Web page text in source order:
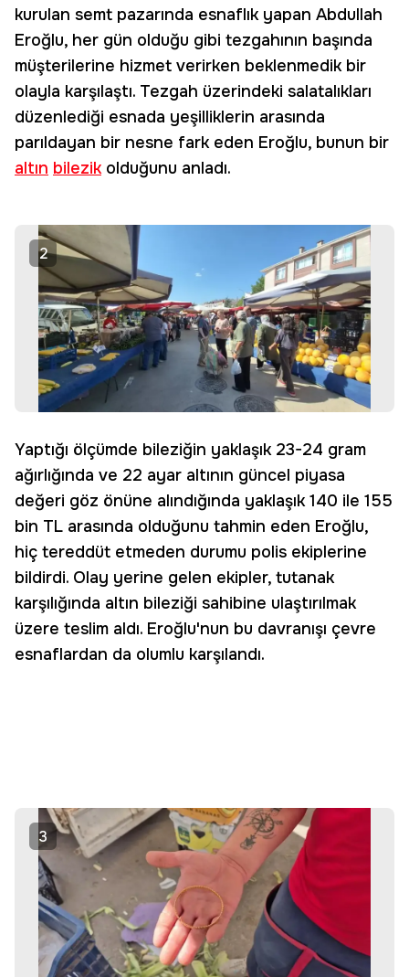
kurulan semt pazarında esnaflık yapan Abdullah
Eroğlu, her gün olduğu gibi tezgahının başında
müşterilerine hizmet verirken beklenmedik bir
olayla karşılaştı. Tezgah üzerindeki salatalıkları
düzenlediği esnada yeşilliklerin arasında
parıldayan bir nesne fark eden Eroğlu, bunun bir
altın bilezikolduğunu anladı.
2
Yaptığı ölçümde bileziğin yaklaşık 23-24 gram
ağırlığında ve 22 ayar altının güncel piyasa
değeri göz önüne alındığında yaklaşık 140 ile 155
bin TL arasında olduğunu tahmin eden Eroğlu,
hiç tereddüt etmeden durumu polis ekiplerine
bildirdi. Olay yerine gelen ekipler, tutanak
karşılığında altın bileziği sahibine ulaştırılmak
üzere teslim aldı. Eroğlu'nun bu davranışı çevre
esnaflardan da olumlu karşılandı.
3